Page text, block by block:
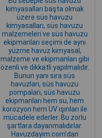
kimyasalları başta olmak
üzere süs havuzu
kimyasalları, süs havuzu
malzemeleri ve süs havuzu
ekipmanları seçimi de aynı
yüzme havuz kimyasal,
malzeme ve ekipmanları gibi
özenli ve dikkatli yapılmalıdır.
Bunun yanı sıra süs
havuzları, süs havuzu
pompaları, süs havuzu
ekipmanları hem su, hem
korozyon hem UV ışınları ile
mücadele ederler. Bu zorlu
şartlara dayanmalıdırlar.
Havuzdayim.com’dan